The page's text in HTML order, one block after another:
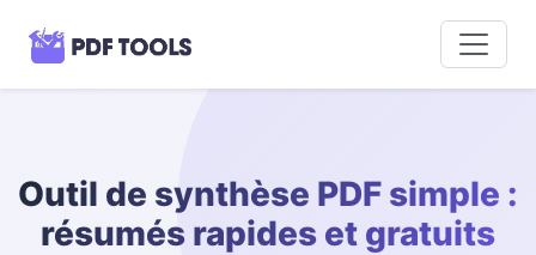
Outil de synthèse PDF simple :
résumés rapides et gratuits